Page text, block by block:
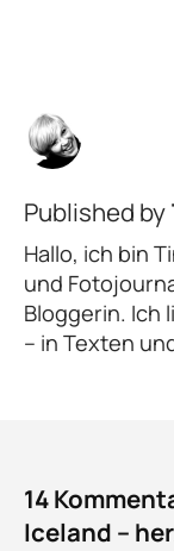
Published by
Hallo, ich bin
und
Bloggerin. Ich
– in Texten
14
Iceland –